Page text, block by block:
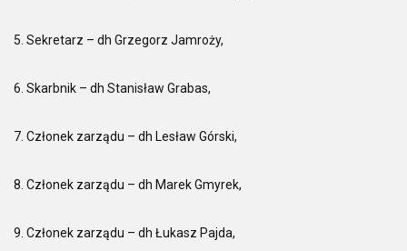
5. Sekretarz – dh Grzegorz Jamroży,
6. Skarbnik – dh Stanisław Grabas,
7. Członek zarządu – dh Lesław Górski,
8. Członek zarządu – dh Marek Gmyrek,
9. Członek zarządu – dh Łukasz Pajda,